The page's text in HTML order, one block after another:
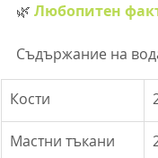
🌿 Любопитен
Съдържание на
Кости
Мастни тъкани